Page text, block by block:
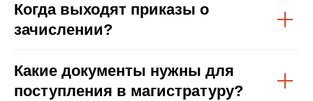
Когда выходят приказы о
зачислении?
Какие документы нужны для
поступления в магистратуру?